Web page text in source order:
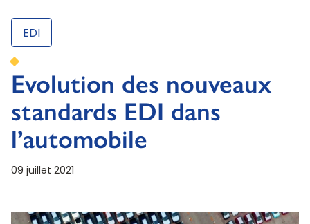
EDI
Evolution des nouveaux
standards EDI dans
l’automobile
09 juillet 2021